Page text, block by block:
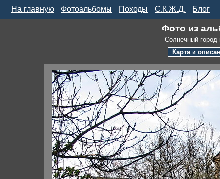
На главную Фотоальбомы Походы С.К.Ж.Д. Блог
Фото из
— Солнечный город
Карта и